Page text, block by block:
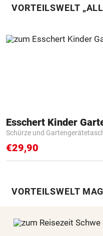
VORTEILSWELT
Schürze und
€29,90
VORTEILSWELT